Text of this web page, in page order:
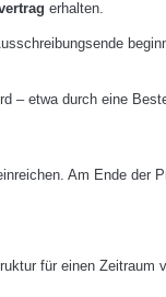
erhalten.
– etwa durch eine
Am Ende der
für einen Zeitraum